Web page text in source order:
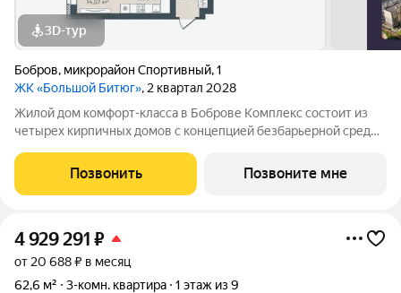
3D-тур
Бобров, микрорайон Спортивный,1
ЖК «Большой Битюг», 2 квартал 2028
Жилой дом комфорт-класса в Боброве Комплекс состоит из
четырех кирпичных домов с концепцией безбарьерной среды,
пожилых людей и родителей с колясками. Функциональное
использование квадратных
Позвонить Позвоните мне
4 929 291 ₽
от 20 688 ₽ в месяц
62,6 м²
3-комн. квартира 1 этаж из 9